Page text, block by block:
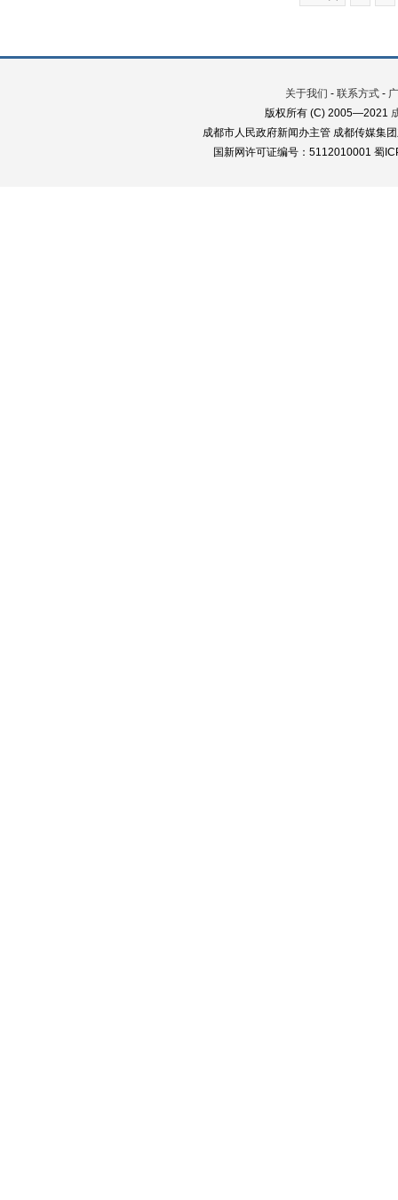
关于我们 - 联系方式 -
版权所有 (C) 2005—2021
成都市人民政府新闻办主管 成都传媒集
国新网许可证编号：5112010001 蜀